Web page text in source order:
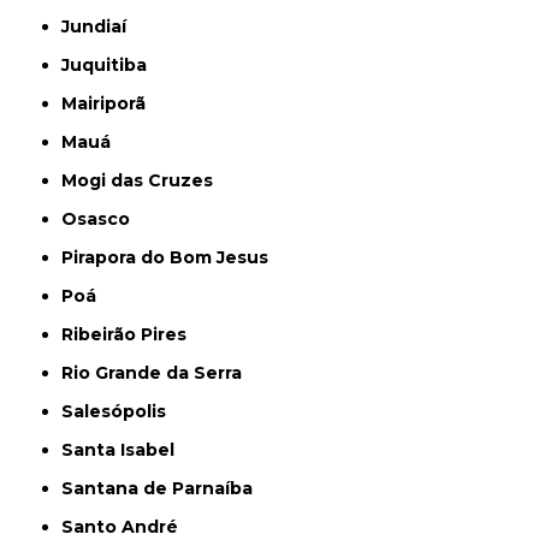
Jundiaí
Juquitiba
Mairiporã
Mauá
Mogi das Cruzes
Osasco
Pirapora do Bom Jesus
Poá
Ribeirão Pires
Rio Grande da Serra
Salesópolis
Santa Isabel
Santana de Parnaíba
Santo André